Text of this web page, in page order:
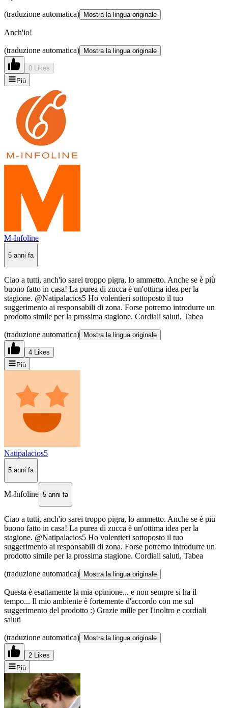
(traduzione automatica) Mostra la lingua originale
Anch'io!
(traduzione automatica) Mostra la lingua originale
0 Likes
Più
M-Infoline
5 anni fa
Ciao a tutti, anch'io sarei troppo pigra, lo ammetto. Anche se è più
buono fatto in casa! La purea di zucca è un'ottima idea per la
stagione. @Natipalacios5 Ho volentieri sottoposto il tuo
suggerimento ai responsabili di zona. Forse potremo introdurre un
prodotto simile per la prossima stagione. Cordiali saluti, Tabea
(traduzione automatica) Mostra la lingua originale
4 Likes
Più
Natipalacios5
5 anni fa
M-Infoline 5 anni fa
Ciao a tutti, anch'io sarei troppo pigra, lo ammetto. Anche se è più
buono fatto in casa! La purea di zucca è un'ottima idea per la
stagione. @Natipalacios5 Ho volentieri sottoposto il tuo
suggerimento ai responsabili di zona. Forse potremo introdurre un
prodotto simile per la prossima stagione. Cordiali saluti, Tabea
(traduzione automatica) Mostra la lingua originale
Questa è esattamente la mia opinione... e non sempre si ha il
tempo... Il mio ambiente è fortemente d'accordo con me sul
suggerimento del prodotto :) Grazie mille per l'inoltro e cordiali
saluti
(traduzione automatica) Mostra la lingua originale
2 Likes
Più